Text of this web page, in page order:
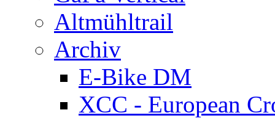
Altmühltrail
Archiv
E-Bike DM
XCC - European